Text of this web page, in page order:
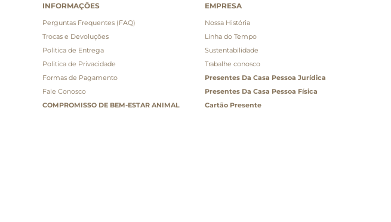
INFORMAÇÕES
Perguntas Frequentes (FAQ)
Trocas e Devoluções
Politica de Entrega
Politica de Privacidade
Formas de Pagamento
Fale Conosco
COMPROMISSO DE BEM-ESTAR ANIMAL
EMPRESA
Nossa História
Linha do Tempo
Sustentabilidade
Trabalhe conosco
Presentes Da Casa Pessoa Jurídica
Presentes Da Casa Pessoa Física
Cartão Presente